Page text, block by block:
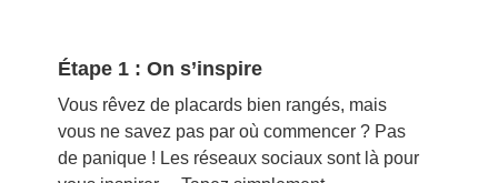
Étape 1 : On s’inspire
Vous rêvez de placards bien rangés, mais
vous ne savez pas par où commencer ? Pas
de panique ! Les réseaux sociaux sont là pour